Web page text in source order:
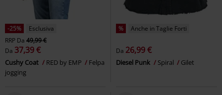
-25%
Esclusiva
RRP Da 49,99 €
Da 37,39 €
Cushy Coat RED by EMP
Felpa
jogging
% Anche in Taglie Forti
Da 26,99 €
Diesel Punk Spiral Gilet